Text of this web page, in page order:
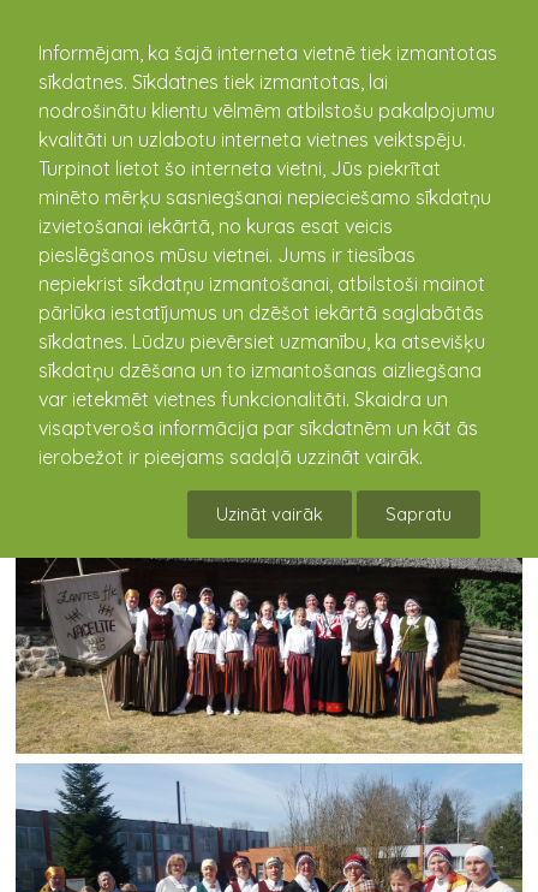
Informējam, ka šajā interneta vietnē tiek izmantotas
sīkdatnes. Sīkdatnes tiek izmantotas, lai
nodrošinātu klientu vēlmēm atbilstošu pakalpojumu
kvalitāti un uzlabotu interneta vietnes veiktspēju.
Turpinot lietot šo interneta vietni, Jūs piekrītat
minēto mērķu sasniegšanai nepieciešamo sīkdatņu
izvietošanai iekārtā, no kuras esat veicis
pieslēgšanos mūsu vietnei. Jums ir tiesības
nepiekrist sīkdatņu izmantošanai, atbilstoši mainot
pārlūka iestatījumus un dzēšot iekārtā saglabātās
sīkdatnes. Lūdzu pievērsiet uzmanību, ka atsevišķu
sīkdatņu dzēšana un to izmantošanas aizliegšana
var ietekmēt vietnes funkcionalitāti. Skaidra un
visaptveroša informācija par sīkdatnēm un kāt ās
ierobežot ir pieejams sadaļā uzzināt vairāk.
Uzināt vairāk Sapratu
kandava.lv
Zantes folkloras kopa
"Vācelīte"